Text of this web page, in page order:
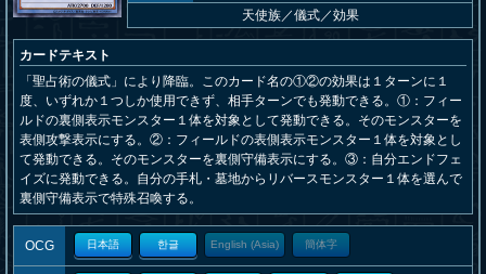
天使族／儀式／効果
カードテキスト
「聖占術の儀式」により降臨。このカード名の①②の効果は１ターンに１
度、いずれか１つしか使用できず、相手ターンでも発動できる。①：フィー
ルドの裏側表示モンスター１体を対象として発動できる。そのモンスターを
表側攻撃表示にする。②：フィールドの表側表示モンスター１体を対象とし
て発動できる。そのモンスターを裏側守備表示にする。③：自分エンドフェ
イズに発動できる。自分の手札・墓地からリバースモンスター１体を選んで
裏側守備表示で特殊召喚する。
OCG 日本語 한글 English (Asia) 簡体字